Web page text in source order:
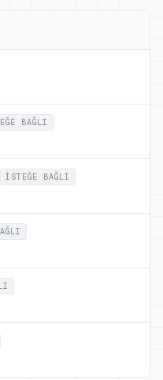
BAĞLI
ISTEĞE BAĞLI